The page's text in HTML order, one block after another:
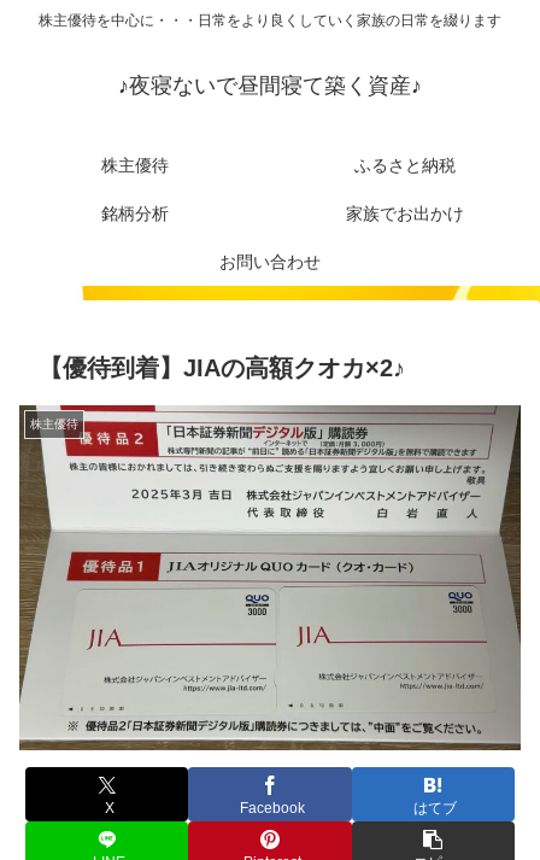
株主優待を中心に・・・日常をより良くしていく家族の日常を綴ります
♪夜寝ないで昼間寝て築く資産♪
株主優待 ふるさと納税
銘柄分析 家族でお出かけ
お問い合わせ
【優待到着】JIAの高額クオカ×2♪
株主優待
X Facebook はてブ